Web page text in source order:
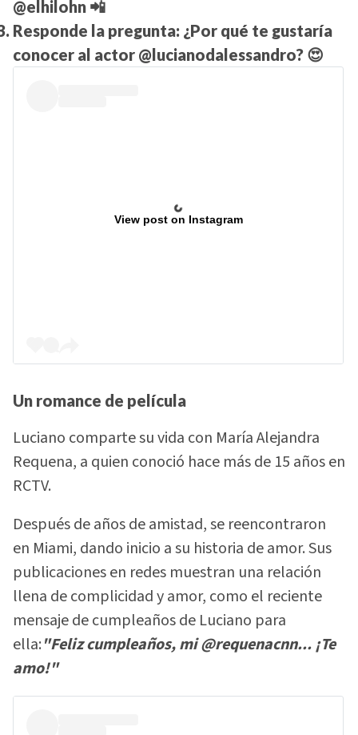
@elhilohn 📲
Responde la pregunta: ¿Por qué te gustaría
conocer al actor @lucianodalessandro? 😍
View post on Instagram
Un romance de película
Luciano comparte su vida con María Alejandra
Requena, a quien conoció hace más de 15 años en
RCTV.
Después de años de amistad, se reencontraron
en Miami, dando inicio a su historia de amor. Sus
publicaciones en redes muestran una relación
llena de complicidad y amor, como el reciente
mensaje de cumpleaños de Luciano para
ella:"Feliz cumpleaños, mi @requenacnn... ¡Te
amo!"